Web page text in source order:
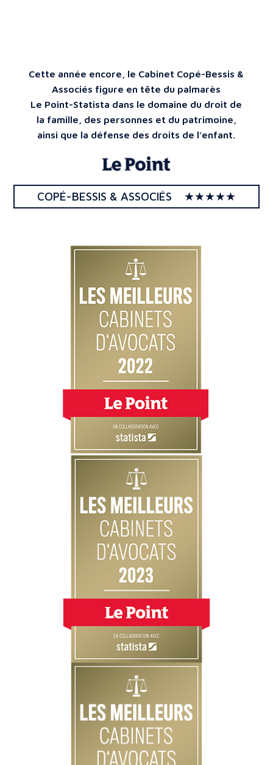
Cette année encore, le Cabinet Copé-Bessis &
Associés figure en tête du palmarès
Le Point-Statista dans le domaine du droit de
la famille, des personnes et du patrimoine,
ainsi que la défense des droits de l’enfant.
COPÉ-BESSIS & ASSOCIÉS ★★★★★